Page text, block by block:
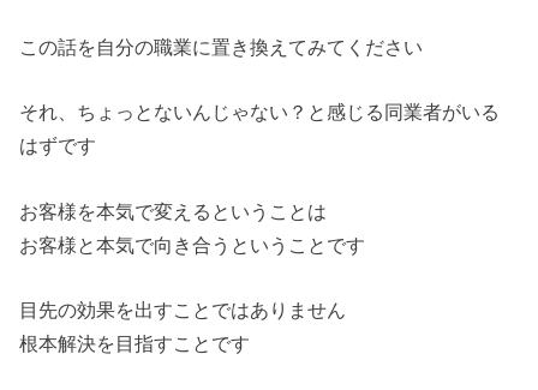
この話を自分の職業に置き換えてみてください
それ、ちょっとないんじゃない？と感じる同業者がいる
はずです
お客様を本気で変えるということは
お客様と本気で向き合うということです
目先の効果を出すことではありません
根本解決を目指すことです